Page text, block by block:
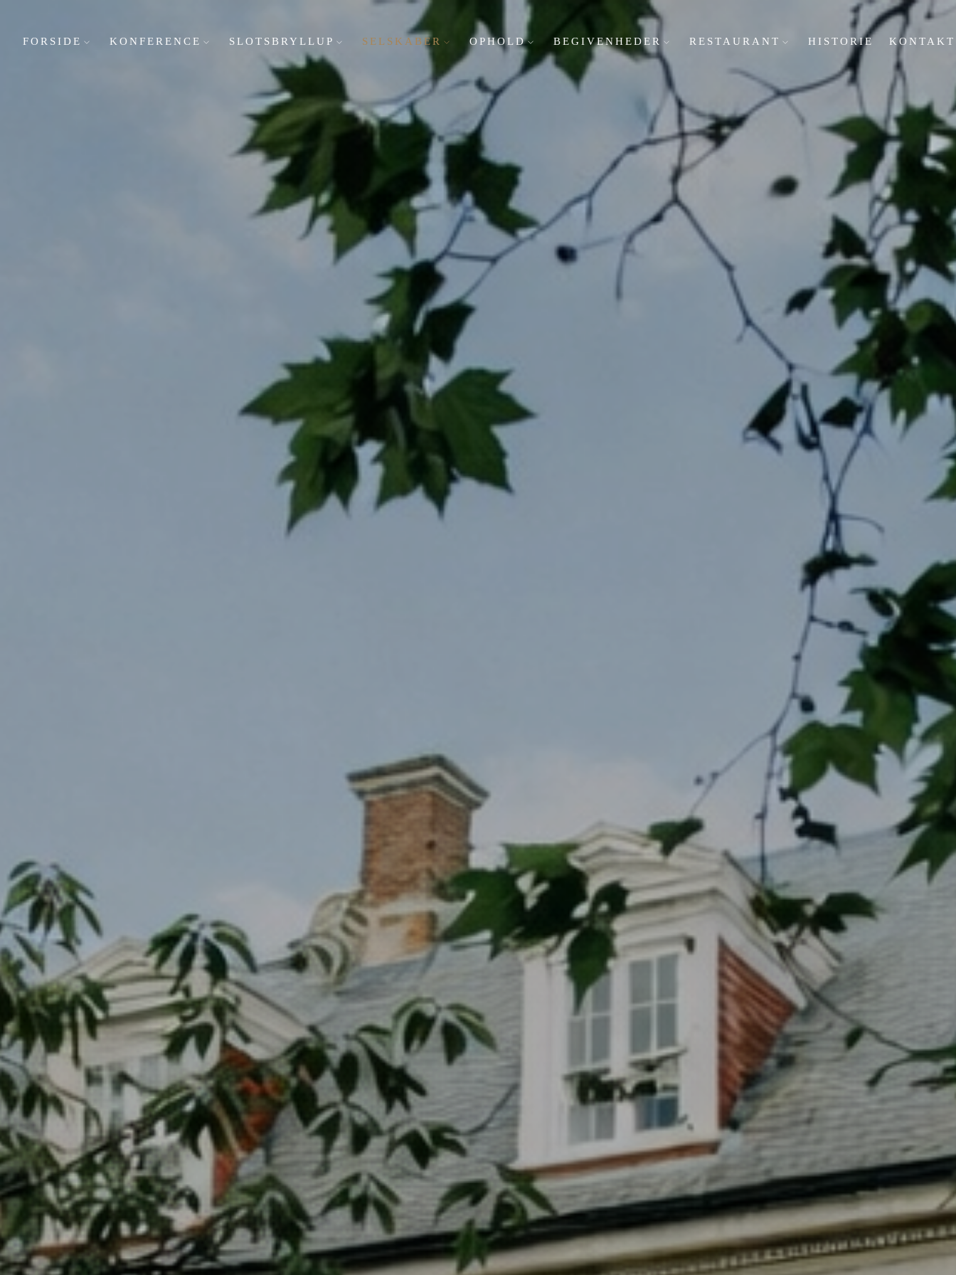
FORSIDE KONFERENCE SLOTSBRYLLUP SELSKABER OPHOLD BEGIVENHEDER RESTAURANT HISTORIE KONTAKT